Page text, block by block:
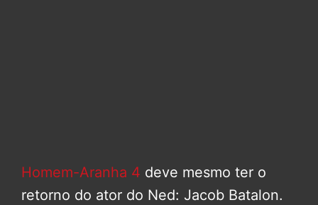
Homem-Aranha 4 deve mesmo ter o
retorno do ator do Ned: Jacob Batalon.